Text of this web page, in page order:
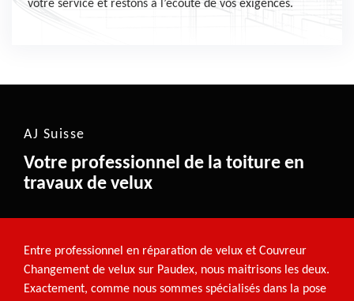
votre service et restons à l’écoute de vos exigences.
AJ Suisse
Votre professionnel de la toiture en
travaux de velux
Entre professionnel en réparation de velux et Couvreur
Changement de velux sur Paudex, nous maitrisons les deux.
Exactement, comme nous sommes spécialisés dans la pose